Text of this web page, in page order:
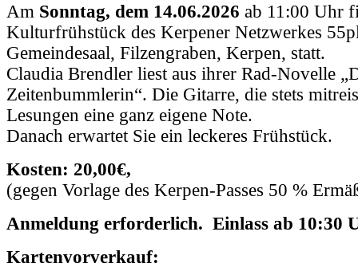
Am Sonntag, dem 14.06.2026 ab 11:00 Uhr
Kulturfrühstück des Kerpener Netzwerkes
Gemeindesaal, Filzengraben, Kerpen, statt.
Claudia Brendler liest aus ihrer Rad-Novelle
Zeitenbummlerin“. Die Gitarre, die stets
Lesungen eine ganz eigene Note.
Danach erwartet Sie ein leckeres Frühstück.
Kosten: 20,00€,
(gegen Vorlage des Kerpen-Passes 50 %
Anmeldung erforderlich. Einlass ab 10:30
Kartenvorverkauf: